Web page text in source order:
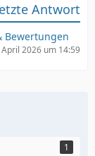
Antwort
Bewertungen
2026 um 14:59
1